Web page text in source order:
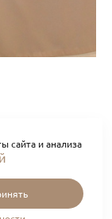
сайта и анализа